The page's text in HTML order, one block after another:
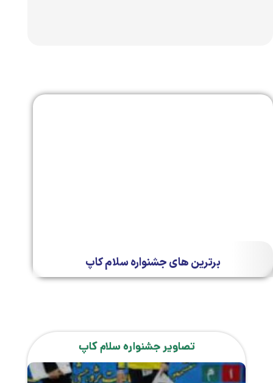
برترین های جشنواره سلام کاپ​
تصاویر جشنواره سلام کاپ